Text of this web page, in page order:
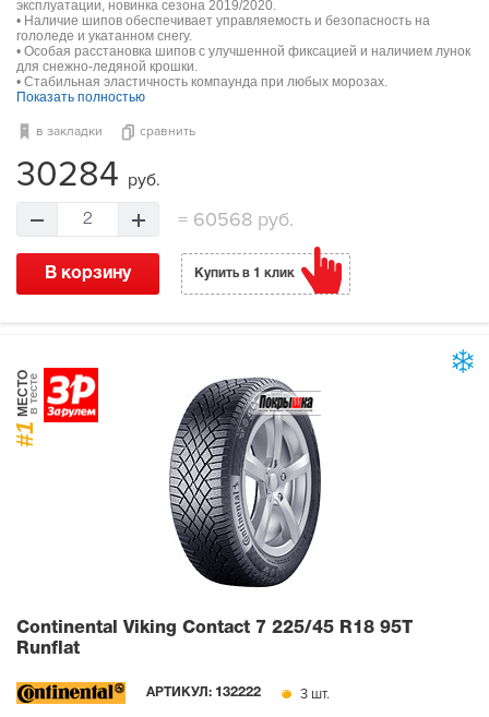
эксплуатации, новинка сезона 2019/2020.
• Наличие шипов обеспечивает управляемость и безопасность на
гололеде и укатанном снегу.
• Особая расстановка шипов с улучшенной фиксацией и наличием лунок
для снежно-ледяной крошки.
• Стабильная эластичность компаунда при любых морозах.
Показать полностью
в закладки сравнить
30284 руб.
2 =60568 руб.
В корзину Купить в 1 клик
#1
МЕСТОв тесте
Continental Viking Contact 7 225/45 R18 95T
Runflat
АРТИКУЛ: 132222 3 шт.